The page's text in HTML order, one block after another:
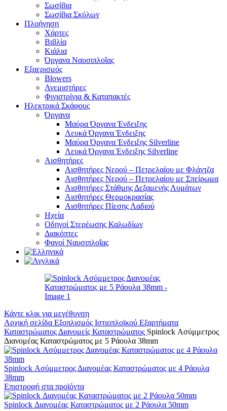
Σωσίβια
Σωσίβια Σκύλων
Πλοήγηση
Χάρτες
Βιβλία
Κιάλια
Όργανα Ναυσιπλοΐας
Εξαερισμός
Blowers
Ανεμιστήρες
Φινιστρίνια & Καταπακτές
Ηλεκτρικά Σκάφους
Όργανα
Μαύρα Όργανα Ένδειξης
Λευκά Όργανα Ένδειξης
Μαύρα Όργανα Ένδειξης Silverline
Λευκά Όργανα Ένδειξης Silverline
Αισθητήρες
Αισθητήρες Νερού – Πετρελαίου με Φλάντζα
Αισθητήρες Νερού – Πετρελαίου με Σπείρωμα
Αισθητήρες Στάθμης Δεξαμενής Λυμάτων
Αισθητήρες Θερμοκρασίας
Αισθητήρες Πίεσης Λαδιού
Ηχεία
Οδηγοί Στερέωσης Καλωδίων
Διακόπτες
Φανοί Ναυσιπλοΐας
Κάντε κλικ για μεγέθυνση
Αρχική σελίδα Εξοπλισμός Ιστιοπλοϊκού Εξαρτήματα
Καταστρώματος Διανομείς Καταστρώματος Spinlock Ασύμμετρος
Διανομέας Καταστρώματος με 5 Ράουλα 38mm
Spinlock Ασύμμετρος Διανομέας Καταστρώματος με 4 Ράουλα
38mm
Επιστροφή στα προϊόντα
Spinlock Διανομέας Καταστρώματος με 2 Ράουλα 50mm